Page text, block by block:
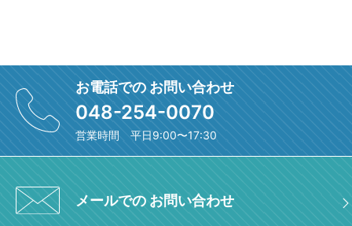
お電話での お問い合わせ
048-254-0070
営業時間 平日9:00〜17:30
メールでの お問い合わせ